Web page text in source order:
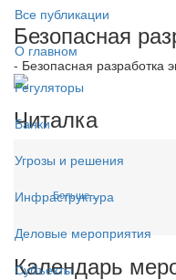
Все публикации
О главном
Регуляторы
Банки
Угрозы и решения
Инфраструктура
Деловые мероприятия
Субъекты
Безопасная
- Безопасная разработка
Читалка
Больше...
Календарь